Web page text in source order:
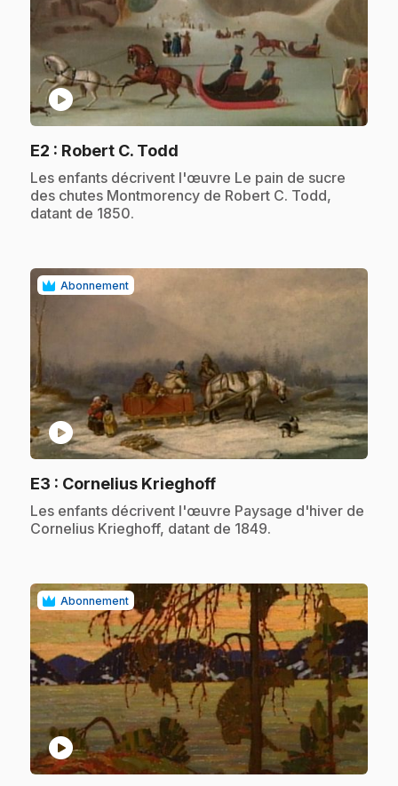
play_circle
E2 : Robert C. Todd
.Les enfants décrivent l'œuvre Le pain de sucre
des chutes Montmorency de Robert C. Todd,
datant de 1850.
Abonnement
play_circle
E3 : Cornelius Krieghoff.
.Les enfants décrivent l'œuvre Paysage d'hiver de
Cornelius Krieghoff, datant de 1849.
Abonnement
play_circle